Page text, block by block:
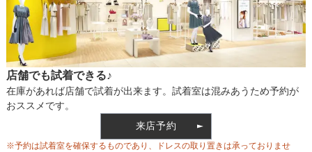
そでの長さ 22.5
アームホール
バスト 88
生地の厚さ
裏地
ウエスト調整
店舗でも試着できる♪
在庫があれば店舗で試着が出来ます。試着室は混みあうため予約が
おススメです。
来店予約
※予約は試着室を確保するものであり、ドレスの取り置きは承っておりませ